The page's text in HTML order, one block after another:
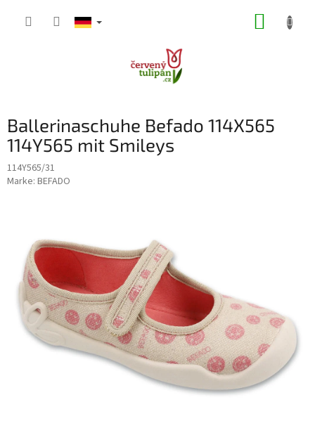
Ballerinaschuhe Befado 114X565
114Y565 mit Smileys
114Y565/31
Marke: BEFADO